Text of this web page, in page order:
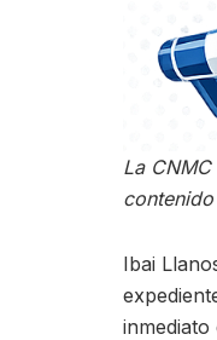
La
Ibai